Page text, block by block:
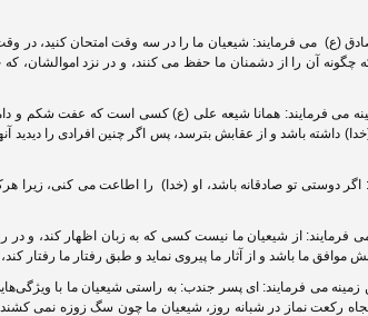
(ع) می فرمایند: شیعیان ما را در سه وقت امتحان کنید، در
آن را از دشمنان ما حفظ می کنند، و در نزد اموالشان، که
می فرمایند: همانا شیعه علی (ع) کسی است که عفت شکم و
داشته باشد و از عقابش بترسد، پس اگر چنین افرادی را دیدید
اگر دوستی تو صادقانه باشد، او (خدا) را اطاعت می کنی،
از شیعیان ما نیست کسی که به زبان اظهار کند، و در
ما باشد و از آثار ما پیروی نماید و طبق رفتار ما رفتار کند،
زمینه می فرمایند: ای پسر جندب: به راستی شیعیان ما با
رکعت نماز در شبانه روز، شیعیان ما چون سگ زوزه نمی